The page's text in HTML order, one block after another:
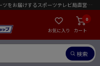
J SPORTSオンラインショップ 国内外の様々なスポーツをお届けするスポーツテレビ局直営店｜会員限定初回ご注文送料無料キャンペーン実施中！
お気に入り カート
0
検索